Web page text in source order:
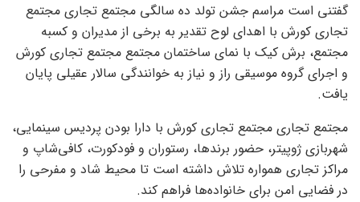
گفتنی است مراسم جشن تولد ده سالگی مجتمع تجاری مجتمع
تجاری کورش با اهدای لوح تقدیر به برخی از مدیران و کسبه
مجتمع، برش کیک با نمای ساختمان مجتمع مجتمع تجاری کورش
و اجرای گروه موسیقی راز و نیاز به خوانندگی سالار عقیلی پایان
یافت.
مجتمع تجاری مجتمع تجاری کورش با دارا بودن پردیس سینمایی،
شهربازی ژوپیتر، حضور برندها، رستوران و فودکورت، کافی‌شاپ و
مراکز تجاری همواره تلاش داشته است تا محیط شاد و مفرحی را
در فضایی امن برای خانواده‌ها فراهم کند.